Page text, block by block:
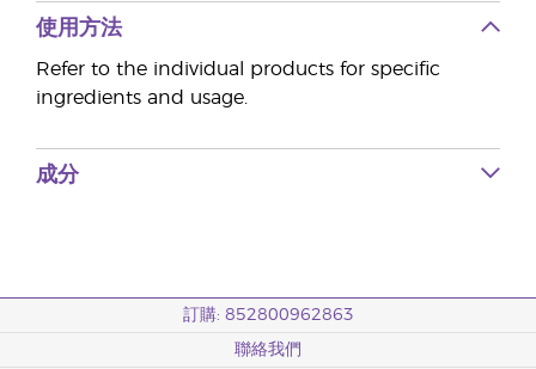
使用方法
Refer to the individual products for specific
ingredients and usage.
成分
訂購: 852800962863
聯絡我們